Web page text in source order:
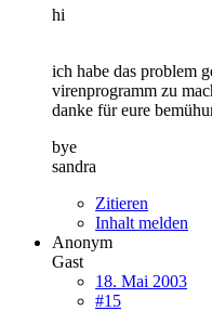
hi
ich habe das problem
virenprogramm zu
danke für eure
bye
sandra
Zitieren
Inhalt melden
Anonym
Gast
18. Mai 2003
#15